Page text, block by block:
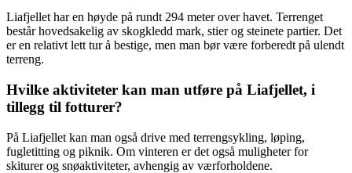
Liafjellet har en høyde på rundt 294 meter over havet. Terrenget
består hovedsakelig av skogkledd mark, stier og steinete partier. Det
er en relativt lett tur å bestige, men man bør være forberedt på ulendt
terreng.
Hvilke aktiviteter kan man utføre på Liafjellet, i
tillegg til fotturer?
På Liafjellet kan man også drive med terrengsykling, løping,
fugletitting og piknik. Om vinteren er det også muligheter for
skiturer og snøaktiviteter, avhengig av værforholdene.